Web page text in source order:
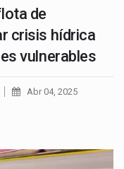
de
crisis hídrica
vulnerables
Abr 04, 2025